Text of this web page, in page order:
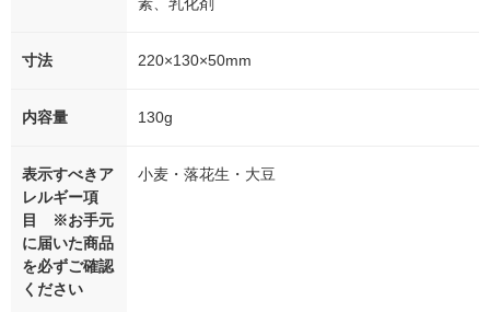
寸法 220×130×50mm
内容量 130g
表示すべきア
レルギー項
目 ※お手元
に届いた商品
を必ずご確認
ください
小麦・落花生・大豆